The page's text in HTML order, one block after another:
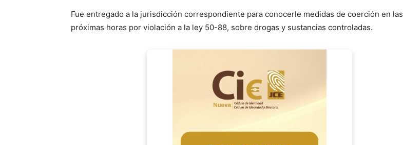
Fue entregado a la jurisdicción correspondiente para conocerle medidas de coerción en las
próximas horas por violación a la ley 50-88, sobre drogas y sustancias controladas.